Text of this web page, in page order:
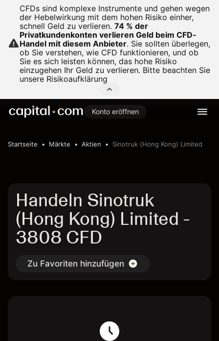
CFDs sind komplexe Instrumente und gehen wegen
der Hebelwirkung mit dem hohen Risiko einher,
schnell Geld zu verlieren. 74 % der
Privatkundenkonten verlieren Geld beim CFD-
Handel mit diesem Anbieter. Sie sollten überlegen,
ob Sie verstehen, wie CFD funktionieren, und ob
Sie es sich leisten können, das hohe Risiko
einzugehen Ihr Geld zu verlieren. Bitte beachten Sie
unsere Risikoaufklärung
Konto eröffnen
Startseite Märkte Aktien Sinotruk (Hong Kong) Limited
Handeln Sinotruk
(Hong Kong) Limited -
3808 CFD
Zu Favoriten hinzufügen